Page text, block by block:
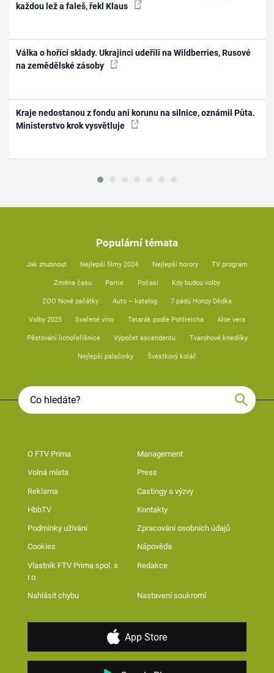
každou lež a faleš, řekl Klaus
Válka o hořící sklady. Ukrajinci udeřili na Wildberries, Rusové
na zemědělské zásoby
Kraje nedostanou z fondu ani korunu na silnice, oznámil Půta.
Ministerstvo krok vysvětluje
Populární témata
Jak zhubnout Nejlepší filmy 2024 Nejlepší horory TV program
Změna času Partie Počasí Kdy budou volby
ZOO Nové začátky Auto – katalog 7 pádů Honzy Dědka
Volby 2025 Svařené víno Tatarák podle Pohlreicha Aloe vera
Pěstování lichořeřišnice Výpočet ascendentu Tvarohové knedlíky
Nejlepší palačinky Švestkový koláč
O FTV Prima Management
Volná místa Press
Reklama Castingy a výzvy
HbbTV Kontakty
Podmínky užívání Zpracování osobních údajů
Cookies Nápověda
Vlastník FTV Prima spol. s
r.o.
Redakce
Nahlásit chybu Nastavení soukromí
App Store